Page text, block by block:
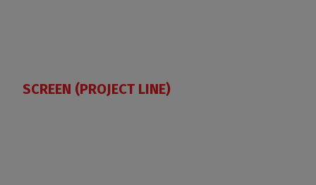
SCREEN (PROJECT LINE)